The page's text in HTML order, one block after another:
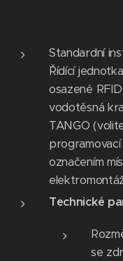
Standardní
Řídící
osazené
vodotěsná
TANGO
programovací
označením
Technické
se